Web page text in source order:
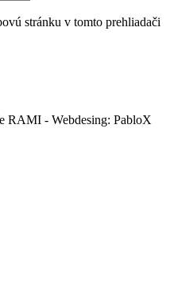
stránku v tomto prehliadači
RAMI - Webdesing: PabloX